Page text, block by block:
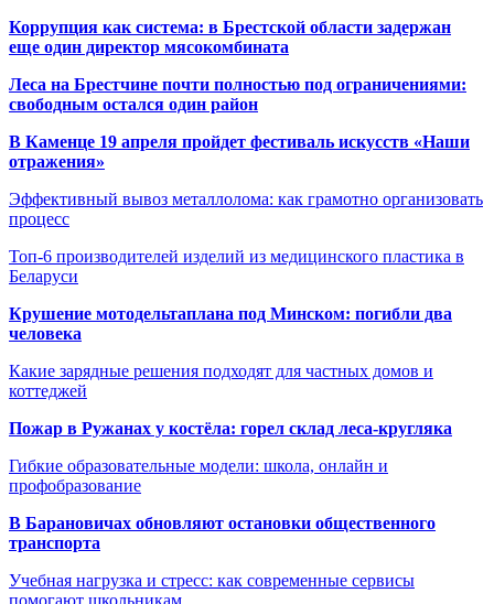
Коррупция как система: в Брестской области задержан
еще один директор мясокомбината
Леса на Брестчине почти полностью под ограничениями:
свободным остался один район
В Каменце 19 апреля пройдет фестиваль искусств «Наши
отражения»
Эффективный вывоз металлолома: как грамотно организовать
процесс
Топ-6 производителей изделий из медицинского пластика в
Беларуси
Крушение мотодельтаплана под Минском: погибли два
человека
Какие зарядные решения подходят для частных домов и
коттеджей
Пожар в Ружанах у костёла: горел склад леса-кругляка
Гибкие образовательные модели: школа, онлайн и
профобразование
В Барановичах обновляют остановки общественного
транспорта
Учебная нагрузка и стресс: как современные сервисы
помогают школьникам